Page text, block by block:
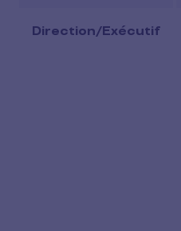
Direction/Exécutif